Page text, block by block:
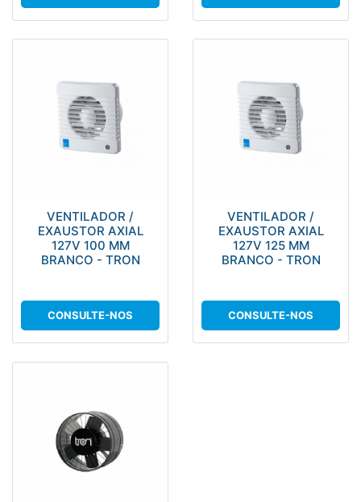
VENTILADOR /
EXAUSTOR AXIAL
127V 100 MM
BRANCO - TRON
CONSULTE-NOS
VENTILADOR /
EXAUSTOR AXIAL
127V 125 MM
BRANCO - TRON
CONSULTE-NOS